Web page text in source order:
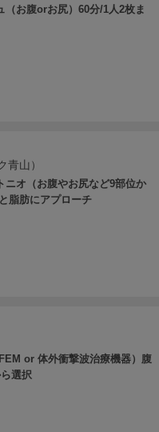
（お腹orお尻）60分/1人2枚ま
山）
ニオ（お腹やお尻など9部位か
脂肪にアプローチ
or 体外衝撃波治療機器）腹
選択